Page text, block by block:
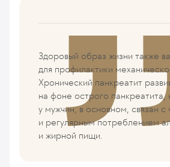
Здоровый образ жизни также
для профилактики
Хронический панкреатит
на фоне острого панкреатита,
у мужчин, в основном, связан
и регулярным потреблением
и жирной пищи.